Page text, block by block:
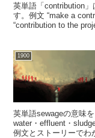
英単語「contribution
す。例文 “make a
“contribution to the
1900
英単語sewageの意味
water・effluent・
例文とストーリーでわ